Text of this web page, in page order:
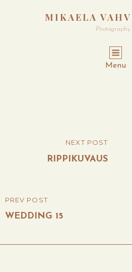
MIKAELA
Photography
Menu
navigation
PREVIOUS
POST
PREV POST
WEDDING 15
NEXT POST
RIPPIKUVAUS